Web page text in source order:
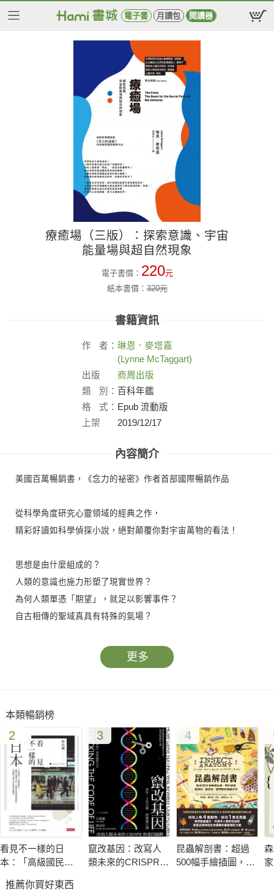
電子書 月讀包 閱讀器
療癒場（三版）：探索意識、宇宙
能量場與超自然現象
電子書價： 220元
紙本書價：320元
書籍資訊
作 者： 琳恩．麥塔嘉
(Lynne McTaggart)
出版
社：
商周出版
類
別： 百科年鑑
格
式： Epub 流動版
上架
2019/12/17
內容簡介
美國百萬暢銷書，《念力的祕密》作者首部國際暢銷作品
從科學角度研究心靈領域的經典之作，
精彩好讀如科學偵探小說，絕對顛覆你對宇宙萬物的看法！
思想是由什麼組成的？
人類的意識也施力形塑了現實世界？
為何人類單憑「期望」，就足以影響事件？
自古相傳的聖域真具有特殊的氣場？
超覺靜坐能夠降低犯罪率，促進世界和平？
我們其實遠比自己所想的更有本事，
不僅可以自我療癒，更可以療癒世界。
【本書重點】
科學不只是冷硬的數據，實驗證明，整個宇宙都瀰漫著一種所謂
「生命力」，也有人稱之為集體意識。幾十年來，各種領域的科
學家與專家就多種專精領域，在世界各地精心設計、執行各式實
驗。他們發現，從基本原理來看，所有生物全都是一股能量場裡
的能量組合，這種脈動能量場像是動力機，啟動我們本質和意識
和世界也有牽連，也就是，我們正和我們的世界共振。
更多
本類暢銷榜
2
看見不一樣的日
本：「高級國民」
勝之道講求美學，
3
竄改基因：改寫人
類未來的CRISPR和
4
昆蟲解剖書：超過
500幅手繪插圖，帶
推薦你買好東西